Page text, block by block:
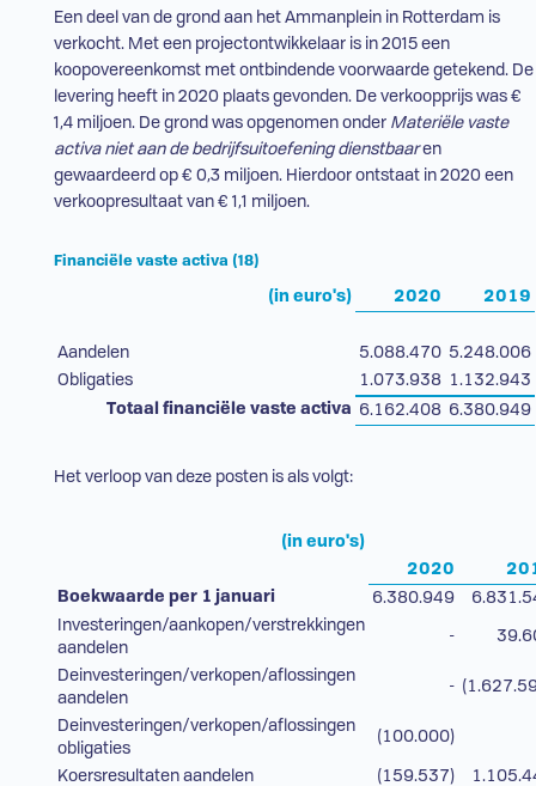
Een deel van de grond aan het Ammanplein in Rotterdam is
verkocht. Met een projectontwikkelaar is in 2015 een
koopovereenkomst met ontbindende voorwaarde getekend. De
levering heeft in 2020 plaats gevonden. De verkoopprijs was €
1,4 miljoen. De grond was opgenomen onder Materiële vaste
activa niet aan de bedrijfsuitoefening dienstbaaren
gewaardeerd op € 0,3 miljoen. Hierdoor ontstaat in 2020 een
verkoopresultaat van € 1,1 miljoen.
Financiële vaste activa (18)
(in euro's) 2020 2019
Aandelen 5.088.470 5.248.006
Obligaties
1.073.938 1.132.943
Totaal financiële vaste activa 6.162.408 6.380.949
Het verloop van deze posten is als volgt:
(in euro's)
2020
Boekwaarde per 1 januari
6.380.949
Investeringen/aankopen/verstrekkingen
aandelen
-
Deinvesteringen/verkopen/aflossingen
aandelen
-
Deinvesteringen/verkopen/aflossingen
obligaties
(100.000)
Koersresultaten aandelen (159.537)